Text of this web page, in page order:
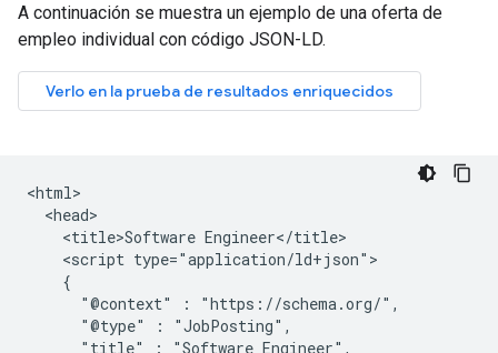
A continuación se muestra un ejemplo de una oferta de
empleo individual con código JSON-LD.
<html>
  <head>
    <title>Software Engineer</title>
    <script type="application/ld+json">
    {
      "@context" : "https://schema.org/",
      "@type" : "JobPosting",
      "title" : "Software Engineer",